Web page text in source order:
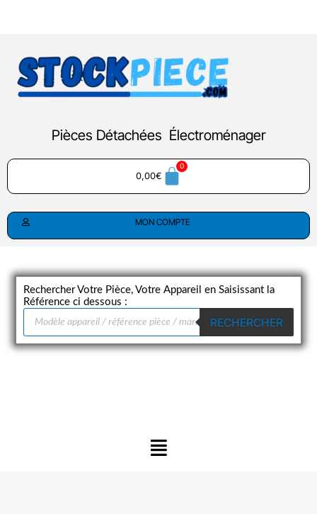
contenu
Pièces Détachées Électroménager
0,00€
MON COMPTE
Rechercher Votre Pièce, Votre Appareil en Saisissant la
Référence ci dessous :
Recherche
produits
RECHERCHER
Menu